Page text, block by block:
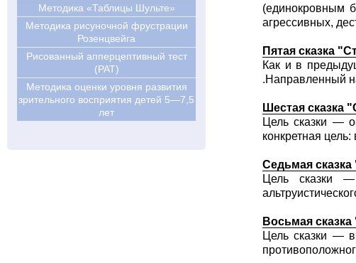
(единокровным
агрессивных,
Пятая сказка
Как и в
.Направленный
Шестая сказка
Цель сказки —
конкретная
Седьмая
Цель сказки
Восьмая
Цель сказки —
Методика «Таблицы Шульте»
Методика рисуночной фрустрации
Розенцвейга
Рисованный апперцептивный тест
(РАТ)
Методика оценки уровня развития
зрительного восприятия детей 5—7,5
лет